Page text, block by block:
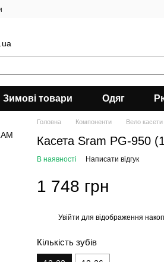
Зимові товари Одяг
Головна Компоненти Вело касети
Касета Sram PG-950
В наявності Написати відгук
1 748 грн
Увійти для відображення
Кількість зубів